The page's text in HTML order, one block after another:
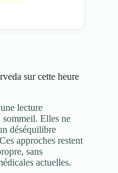
sur cette heure
lecture
sommeil. Elles ne
déséquilibre
approches restent
sans
actuelles.